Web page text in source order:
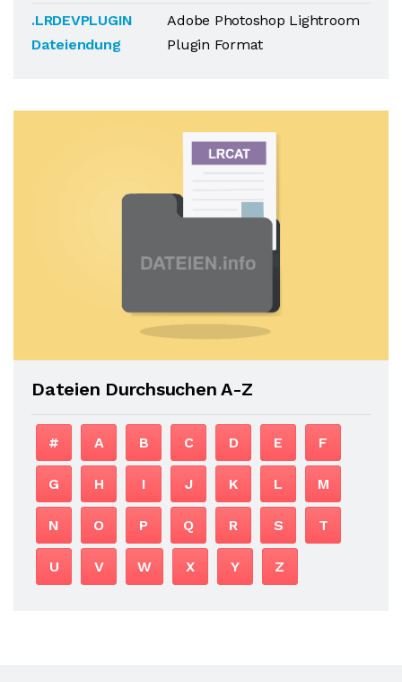
.LRDEVPLUGIN
Dateiendung
Adobe Photoshop Lightroom
Plugin Format
Dateien Durchsuchen A-Z
# A B C D E F
G H I J K L M
N O P Q R S T
U V W X Y Z